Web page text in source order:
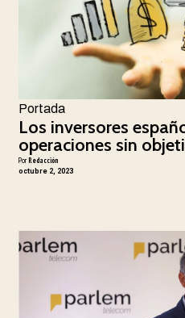
Portada
Los inversores
operaciones sin
Por Redacción
octubre 2, 2023